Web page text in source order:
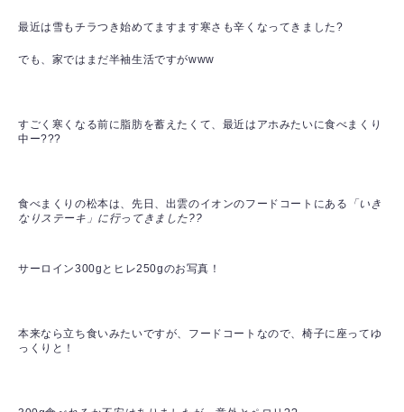
最近は雪もチラつき始めてますます寒さも辛くなってきました?
でも、家ではまだ半袖生活ですがwww
すごく寒くなる前に脂肪を蓄えたくて、最近はアホみたいに食べまくり
中ー???
食べまくりの松本は、先日、出雲のイオンのフードコートにある
「いき
なりステーキ」に行ってきました??
サーロイン300gとヒレ250gのお写真！
本来なら立ち食いみたいですが、フードコートなので、椅子に座ってゆ
っくりと！